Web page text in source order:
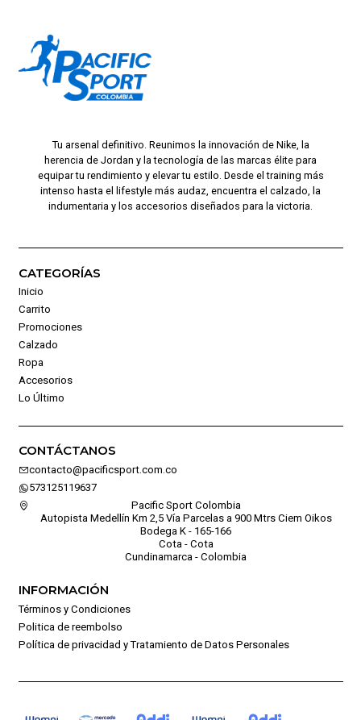
Tu arsenal definitivo. Reunimos la innovación de Nike, la
herencia de Jordan y la tecnología de las marcas élite para
equipar tu rendimiento y elevar tu estilo. Desde el training más
intenso hasta el lifestyle más audaz, encuentra el calzado, la
indumentaria y los accesorios diseñados para la victoria.
CATEGORÍAS
Inicio
Carrito
Promociones
Calzado
Ropa
Accesorios
Lo Último
CONTÁCTANOS
contacto@pacificsport.com.co
573125119637
Pacific Sport Colombia
Autopista Medellín Km 2,5 Vía Parcelas a 900 Mtrs Ciem Oikos
Bodega K - 165-166
Cota - Cota
Cundinamarca - Colombia
INFORMACIÓN
Términos y Condiciones
Politica de reembolso
Política de privacidad y Tratamiento de Datos Personales